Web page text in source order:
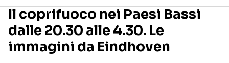
Seguici sui social
Il coprifuoco nei Paesi Bassi
dalle 20.30 alle 4.30. Le
immagini da Eindhoven